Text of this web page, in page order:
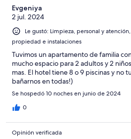
Evgeniya
2 jul. 2024
Le gustó: Limpieza, personal y
propiedad e instalaciones
Tuvimos un apartamento de familia
mucho espacio para 2 adultos y 2
mas. El hotel tiene 8 o 9 piscinas y no
bañarnos en todas!)
Se hospedó 10 noches en junio de 2024
0
Opinión verificada